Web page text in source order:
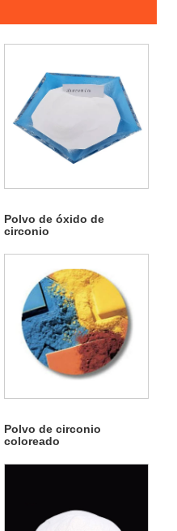
Polvo de óxido de
circonio
Polvo de circonio
coloreado